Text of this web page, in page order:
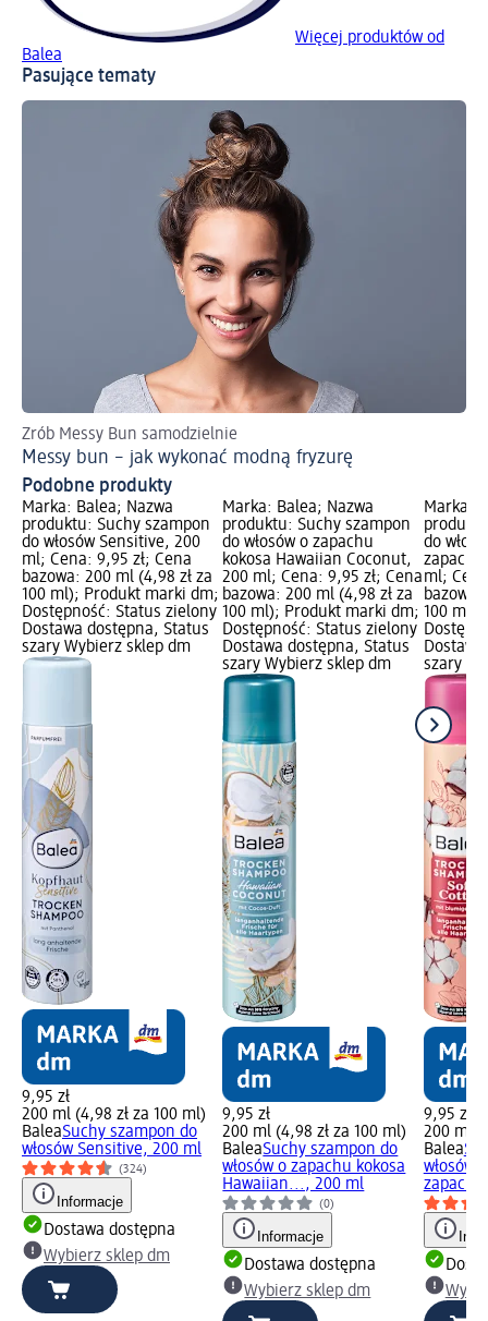
Więcej produktów od
Balea
Pasujące tematy
Zrób Messy Bun samodzielnie
Messy bun – jak wykonać modną fryzurę
Podobne produkty
Marka: Balea; Nazwa
produktu: Suchy szampon
do włosów Sensitive, 200
ml; Cena: 9,95 zł; Cena
bazowa: 200 ml (4,98 zł za
100 ml); Produkt marki dm;
Dostępność: Status zielony
Dostawa dostępna, Status
szary Wybierz sklep dm
9,95 zł
200 ml (4,98 zł za 100 ml)
BaleaSuchy szampon do
włosów Sensitive, 200 ml
(324)
Informacje
Dostawa dostępna
Wybierz sklep dm
Marka: Balea; Nazwa
produktu: Suchy szampon
do włosów o zapachu
kokosa Hawaiian Coconut,
200 ml; Cena: 9,95 zł; Cena
bazowa: 200 ml (4,98 zł za
100 ml); Produkt marki dm;
Dostępność: Status zielony
Dostawa dostępna, Status
szary Wybierz sklep dm
9,95 zł
200 ml (4,98 zł za 100 ml)
BaleaSuchy szampon do
włosów o zapachu kokosa
Hawaiian..., 200 ml
(0)
Informacje
Dostawa dostępna
Wybierz sklep dm
Marka:
do
ml;
bazowa:
100 ml);
szary
9,95 zł
200 ml
Balea
włosów